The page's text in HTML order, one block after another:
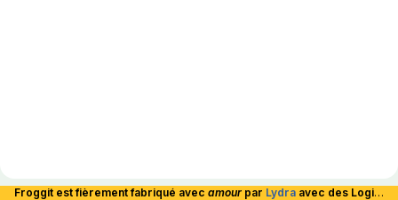
Froggit est fièrement fabriqué avec amour par Lydra avec des Logiciels Libres et hébergé en